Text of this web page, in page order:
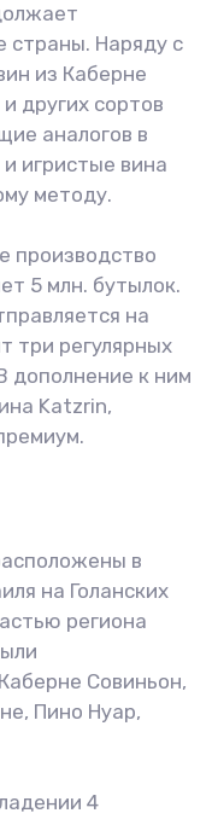
страны. Наряду с
из Каберне
других сортов
аналогов в
игристые вина
методу.
производство
5 млн. бутылок.
на
три регулярных
дополнение к ним
Katzrin,
в
на Голанских
региона
Совиньон,
Пино Нуар,
4